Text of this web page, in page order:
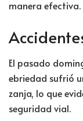
manera efectiva.
El pasado
ebriedad sufrió
zanja, lo que
seguridad vial.